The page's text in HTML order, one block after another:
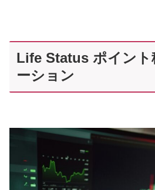
Life Status ポイント
ーション